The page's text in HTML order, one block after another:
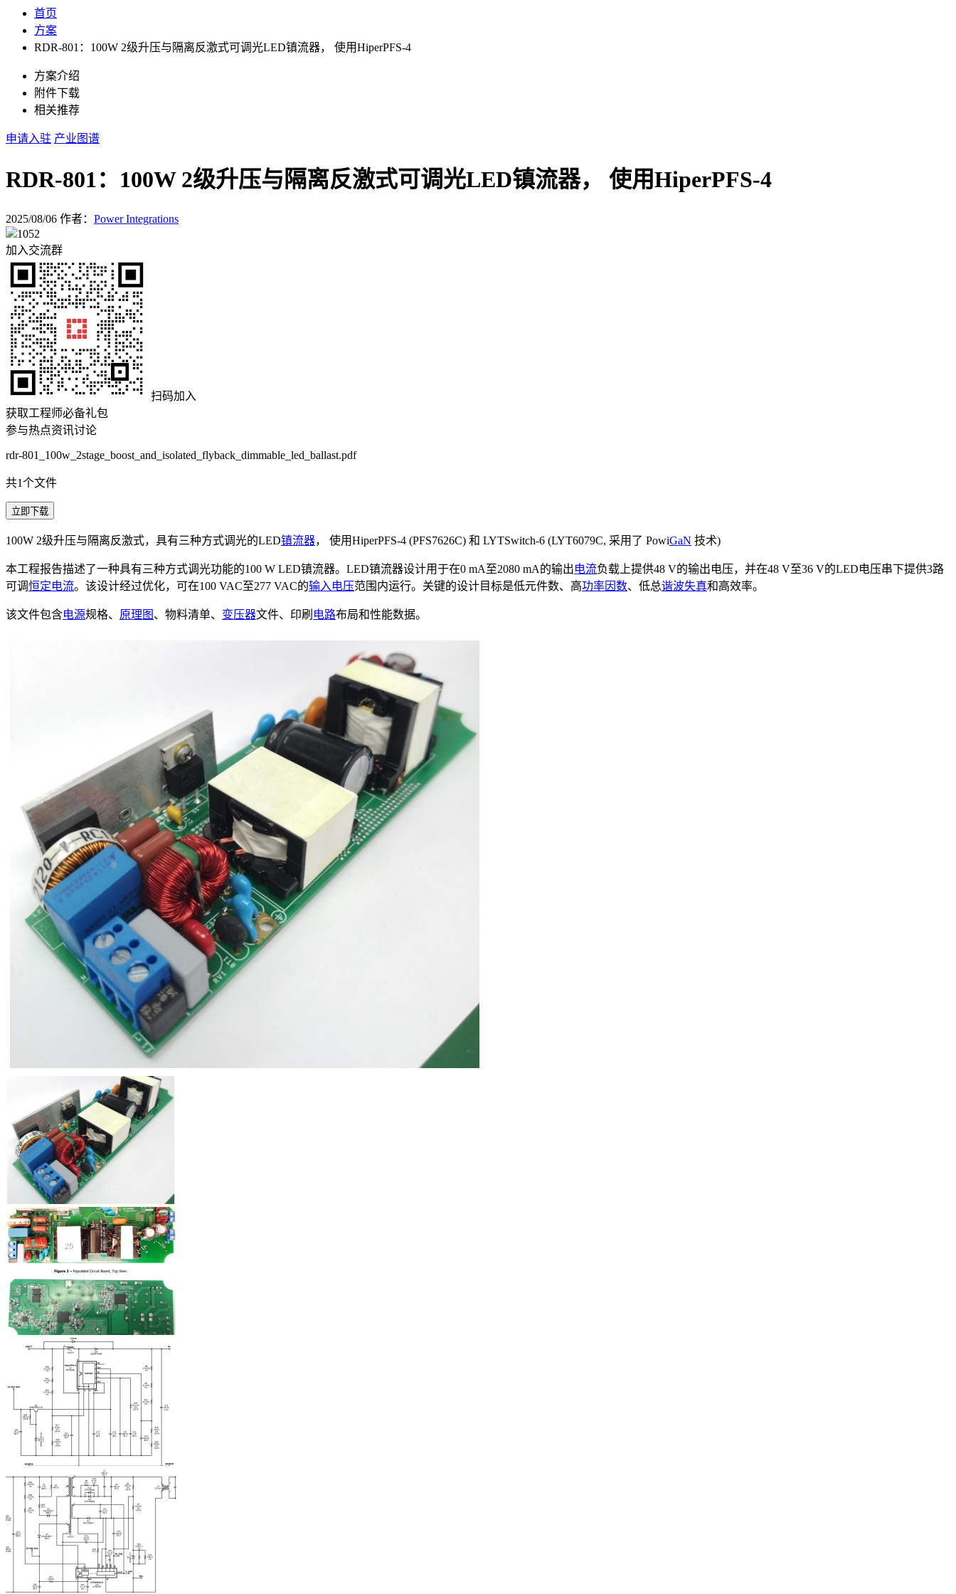
首页
方案
RDR-801：100W 2级升压与隔离反激式可调光LED镇流器， 使用HiperPFS-4
方案介绍
附件下载
相关推荐
申请入驻 产业图谱
RDR-801：100W 2级升压与隔离反激式可调光LED镇流器， 使用HiperPFS-4
2025/08/06 作者： Power Integrations
1052
加入交流群
扫码加入
获取工程师必备礼包
参与热点资讯讨论
rdr-801_100w_2stage_boost_and_isolated_flyback_dimmable_led_ballast.pdf
共1个文件
立即下载
100W 2级升压与隔离反激式，具有三种方式调光的LED镇流器， 使用HiperPFS-4 (PFS7626C) 和 LYTSwitch-6 (LYT6079C, 采用了 PowiGaN 技术)
本工程报告描述了一种具有三种方式调光功能的100 W LED镇流器。LED镇流器设计用于在0 mA至2080 mA的输出电流负载上提供48 V的输出电压，并在48 V至36 V的LED电压串下提供3路
可调恒定电流。该设计经过优化，可在100 VAC至277 VAC的输入电压范围内运行。关键的设计目标是低元件数、高功率因数、低总谐波失真和高效率。
该文件包含电源规格、 原理图 、物料清单、 变压器文件、印刷 电路布局和性能数据。